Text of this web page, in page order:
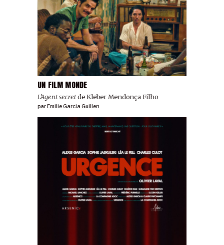
UN FILM MONDE
L’Agent secretde Kleber Mendonça Filho
parEmilie Garcia Guillen